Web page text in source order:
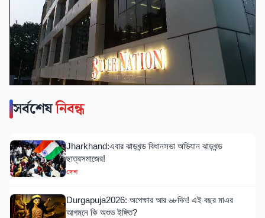
সর্বশেষনিবন্ধ
Jharkhand:এবার ঝাড়খন্ড বিধানসভা অভিযান ঝাড়খন্ড
ছাত্রসমাজের!
দেশ
Durgapuja2026: অপেক্ষার আর ৬৮দিন! এই বছর মাএর
আগমনে কি অশুভ ইঙ্গিত?